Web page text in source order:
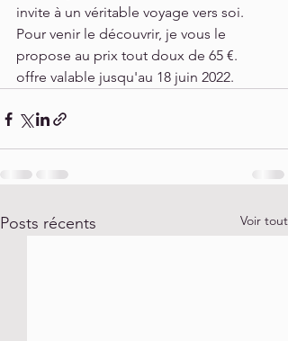
invite à un véritable voyage vers soi.
Pour venir le découvrir, je vous le
propose au prix tout doux de 65 €.
offre valable jusqu'au 18 juin 2022.
Posts récents Voir tout